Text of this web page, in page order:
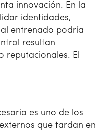
innovación. En la
identidades,
entrenado podría
resultan
El
es uno de los
que tardan en